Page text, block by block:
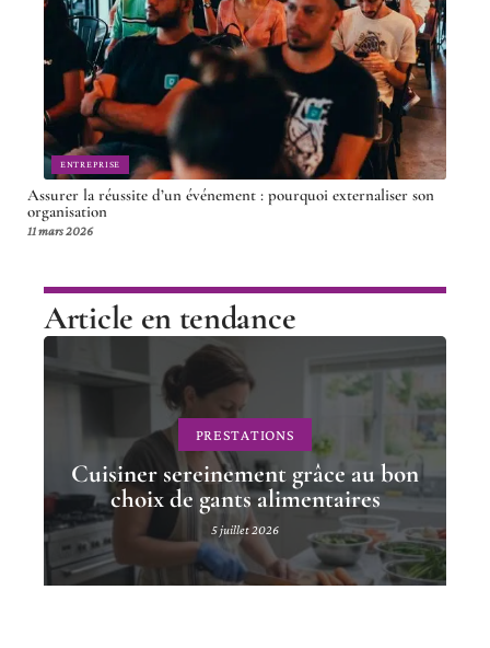
ENTREPRISE
Assurer la réussite d’un événement : pourquoi externaliser son
organisation
11 mars 2026
Article en tendance
PRESTATIONS
Cuisiner sereinement grâce au bon
choix de gants alimentaires
5 juillet 2026